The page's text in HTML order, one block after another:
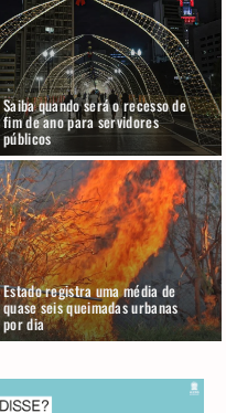
Saiba quando será o recesso de
fim de ano para servidores
públicos
Estado registra uma média de
quase seis queimadas urbanas
por dia